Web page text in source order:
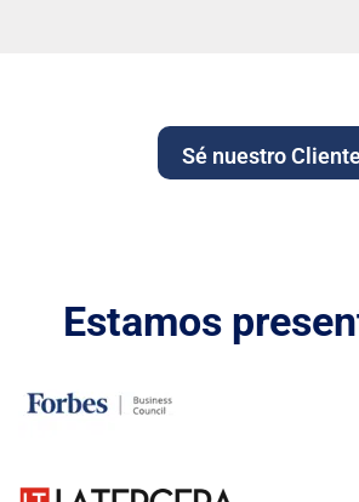
Sé nuestro
Estamos